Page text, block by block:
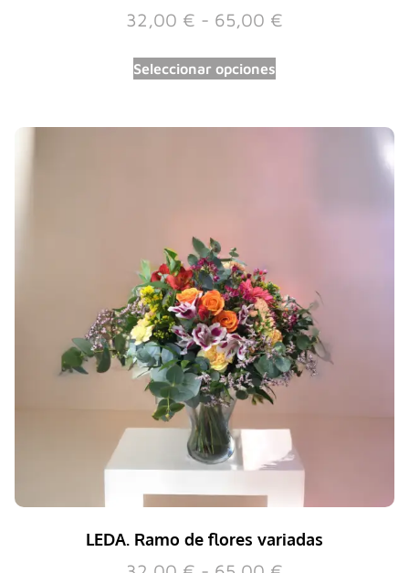
32,00 € - 65,00 €
Seleccionar opciones
LEDA. Ramo de flores variadas